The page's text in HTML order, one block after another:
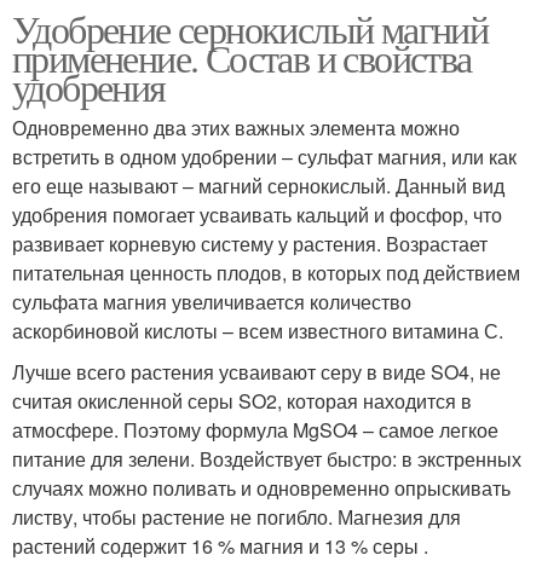
Удобрение сернокислый магний
применение. Состав и свойства
удобрения
Одновременно два этих важных элемента можно
встретить в одном удобрении – сульфат магния, или как
его еще называют – магний сернокислый. Данный вид
удобрения помогает усваивать кальций и фосфор, что
развивает корневую систему у растения. Возрастает
питательная ценность плодов, в которых под действием
сульфата магния увеличивается количество
аскорбиновой кислоты – всем известного витамина С.
Лучше всего растения усваивают серу в виде SO4, не
считая окисленной серы SO2, которая находится в
атмосфере. Поэтому формула MgSO4 – самое легкое
питание для зелени. Воздействует быстро: в экстренных
случаях можно поливать и одновременно опрыскивать
листву, чтобы растение не погибло. Магнезия для
растений содержит 16 % магния и 13 % серы .